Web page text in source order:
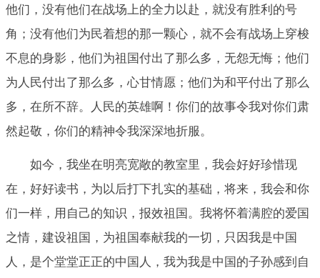
他们，没有他们在战场上的全力以赴，就没有胜利的号
角；没有他们为民着想的那一颗心，就不会有战场上穿梭
不息的身影，他们为祖国付出了那么多，无怨无悔；他们
为人民付出了那么多，心甘情愿；他们为和平付出了那么
多，在所不辞。人民的英雄啊！你们的故事令我对你们肃
然起敬，你们的精神令我深深地折服。
如今，我坐在明亮宽敞的教室里，我会好好珍惜现
在，好好读书，为以后打下扎实的基础，将来，我会和你
们一样，用自己的知识，报效祖国。我将怀着满腔的爱国
之情，建设祖国，为祖国奉献我的一切，只因我是中国
人，是个堂堂正正的中国人，我为我是中国的子孙感到自